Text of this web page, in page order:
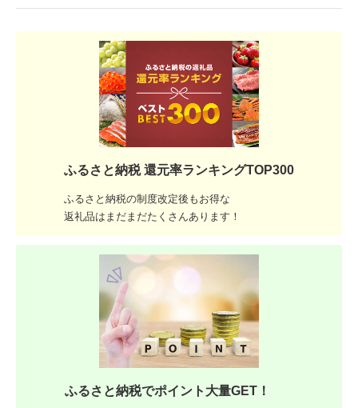
ふるさと納税 還元率ランキングTOP300
ふるさと納税の制度改定後もお得な
返礼品はまだまだたくさんあります！
ふるさと納税でポイント大量GET！